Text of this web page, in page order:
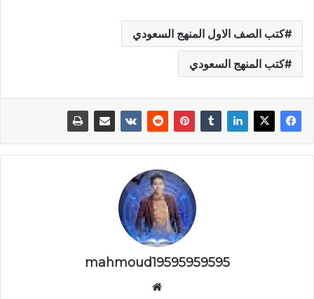
كتب الصف الاول المنهج السعودي
كتب المنهج السعودي
mahmoud19595959595